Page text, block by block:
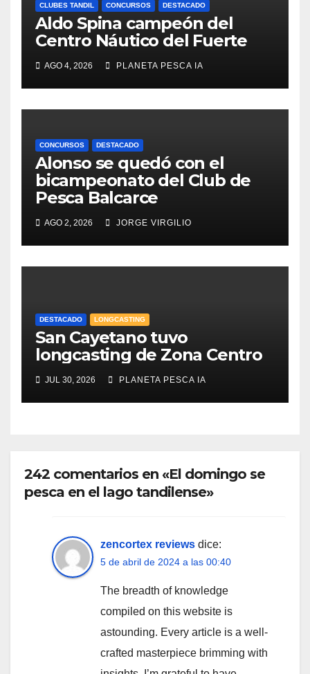
CLUBES TANDIL CONCURSOS DESTACADO
Aldo Spina campeón del
Centro Náutico del Fuerte
AGO 4, 2026 PLANETA PESCA IA
CONCURSOS DESTACADO
Alonso se quedó con el
bicampeonato del Club de
Pesca Balcarce
AGO 2, 2026 JORGE VIRGILIO
DESTACADO LONGCASTING
San Cayetano tuvo
longcasting de Zona Centro
JUL 30, 2026 PLANETA PESCA IA
242 comentarios en «El domingo se
pesca en el lago tandilense»
zencortex reviews dice:
5 de abril de 2024 a las 00:40
The breadth of knowledge
compiled on this website is
astounding. Every article is a well-
crafted masterpiece brimming with